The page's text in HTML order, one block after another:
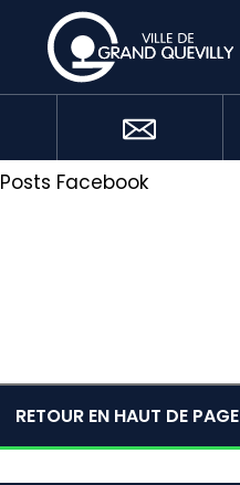
Posts Facebook
RETOUR EN HAUT DE PAGE